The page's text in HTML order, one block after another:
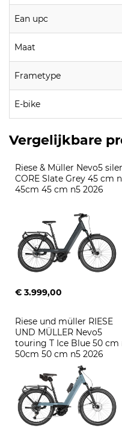
Ean upc
Maat
Frametype
E-bike
Vergelijkbare
Riese & Müller Nevo5
CORE Slate Grey 45 cm
45cm 45 cm n5 2026
€ 3.999,00
Riese und müller RIESE
UND MÜLLER Nevo5
touring T Ice Blue 50 cm
50cm 50 cm n5 2026